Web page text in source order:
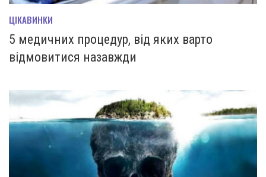
ЦІКАВИНКИ
5 медичних процедур, від яких варто
відмовитися назавжди